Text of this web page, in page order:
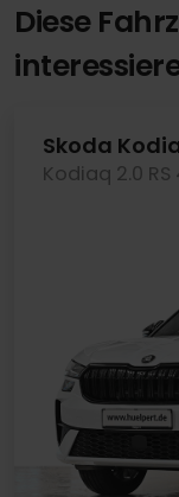
Diese
Skoda